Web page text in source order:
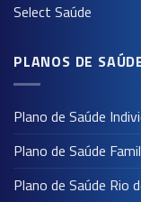
Select Saúde
PLANOS DE
Plano de Saúde
Plano de Saúde
Plano de Saúde Rio